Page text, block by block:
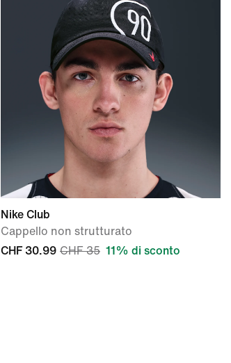
Nike Club
Cappello non strutturato
CHF 30.99 CHF 35 11% di sconto